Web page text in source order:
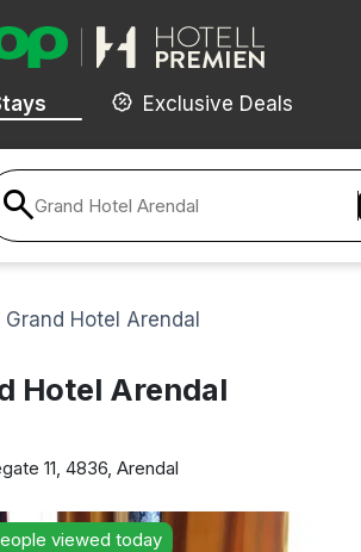
Exclusive Deals
Grand Hotel Arendal
Grand Hotel Arendal
Hotel Arendal
11, 4836, Arendal
viewed today